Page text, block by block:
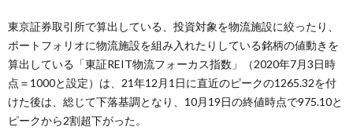
東京証券取引所で算出している、投資対象を物流施設に絞ったり、
ポートフォリオに物流施設を組み入れたりしている銘柄の値動きを
算出している「東証REIT物流フォーカス指数」（2020年7月3日時
点＝1000と設定）は、21年12月1日に直近のピークの1265.32を付
けた後は、総じて下落基調となり、10月19日の終値時点で975.10と
ピークから2割超下がった。